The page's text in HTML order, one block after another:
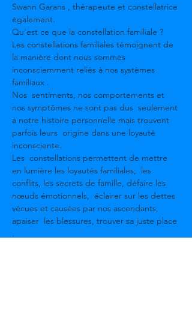
Swann Garans , thérapeute et constellatrice
également.
Qu'est ce que la constellation familiale ?
Les constellations familiales témoignent de
la manière dont nous sommes
inconsciemment reliés à nos systèmes
familiaux .
Nos  sentiments, nos comportements et
nos symptômes ne sont pas dus  seulement
à notre histoire personnelle mais trouvent
parfois leurs  origine dans une loyauté
inconsciente.
Les  constellations permettent de mettre
en lumière les loyautés familiales,  les
conflits, les secrets de famille, défaire les
nœuds émotionnels,  éclairer sur les dettes
vécues et causées par nos ascendants,
apaiser  les blessures, trouver sa juste place
.